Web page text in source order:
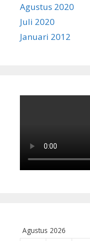
Agustus 2020
Juli 2020
Januari 2012
Agustus 2026